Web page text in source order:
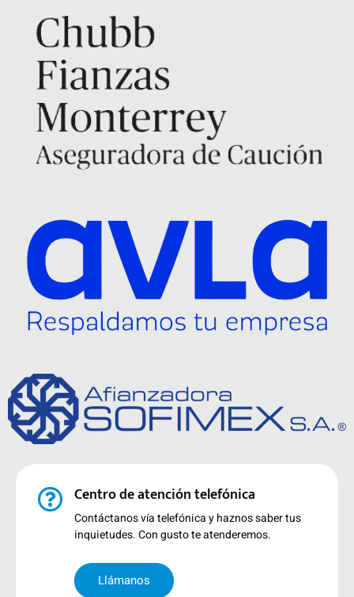
Centro de atención telefónica
Contáctanos vía telefónica y haznos saber tus
inquietudes. Con gusto te atenderemos.
Llámanos